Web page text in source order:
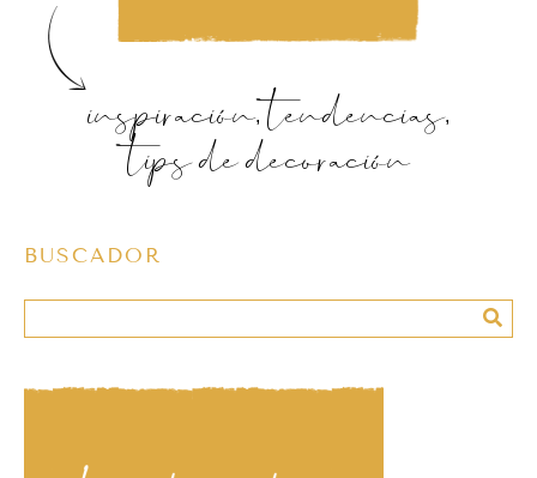
inspiración, tendencias,
tips de decoración
BUSCADOR